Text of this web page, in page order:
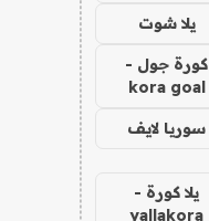
يلا شوت
كورة جول -
kora goal
سوريا لايف
يلا كورة -
yallakora